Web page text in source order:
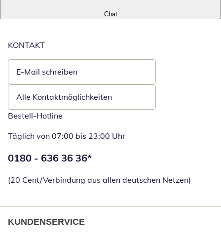
Chat
KONTAKT
E-Mail schreiben
Öffnet E-Mail-Client
Alle Kontaktmöglichkeiten
Bestell-Hotline
Täglich von 07:00 bis 23:00 Uhr
Telefonnummer:
0180 - 636 36 36*
(20 Cent/Verbindung aus allen deutschen Netzen)
KUNDENSERVICE